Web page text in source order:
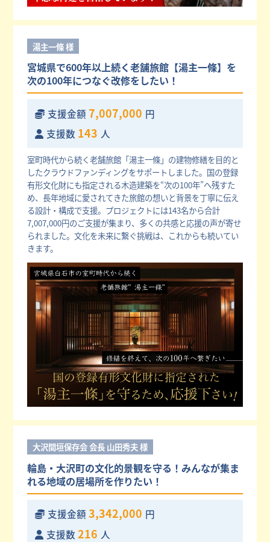
湯主一條 様
宮城県で600年以上続く老舗旅館【湯主一條】を
次の100年につなぐ改修をしたい！
支援金額 7,007,000 円
支援数 143 人
室町時代から続く老舗旅館「湯主一條」の建物修繕を目的と
したクラウドファンディングをサポートしました。国の登録
有形文化財にも指定される木造建築を“次の100年”へ残すた
め、長年地域に愛されてきた旅館の想いと背景を丁寧に伝え
る設計・構成で支援。プロジェクトには143名から合計
7,007,000円のご支援が集まり、多くの共感と応援の声が寄せ
られました。文化を未来に繋ぐ挑戦は、これからも続いてい
きます。
大沢間垣保存会 会長 山田秀夫 様
輪島・大沢町の文化的景観を守る！みんなが集ま
れる地域の居場所を作りたい！
支援金額 3,342,000 円
支援数 216 人